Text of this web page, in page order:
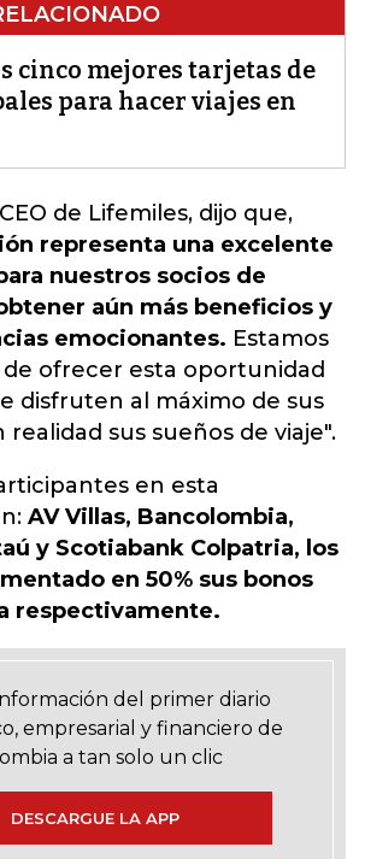
cinco mejores tarjetas de
para hacer viajes en
de Lifemiles, dijo que,
representa una excelente
nuestros socios de
aún más beneficios y
emocionantes. Estamos
ofrecer esta oportunidad
disfruten al máximo de sus
realidad sus sueños de viaje".
en esta
AV Villas, Bancolombia,
y Scotiabank Colpatria, los
en 50% sus bonos
respectivamente.
del primer diario
empresarial y financiero de
a tan solo un clic
DESCARGUE LA APP